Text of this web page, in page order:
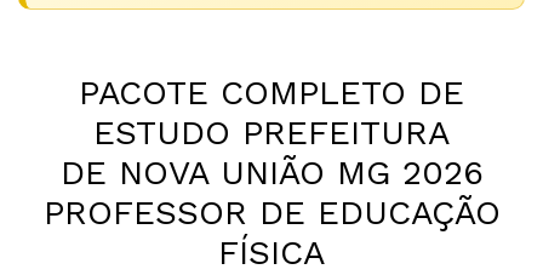
PACOTE COMPLETO DE
ESTUDO PREFEITURA
DE NOVA UNIÃO MG 2026
PROFESSOR DE EDUCAÇÃO
FÍSICA